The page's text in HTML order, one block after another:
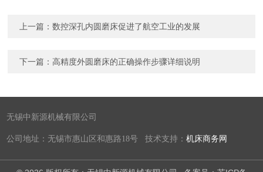
上一篇：数控深孔内圆磨床促进了航空工业的发展
下一篇：高精度外圆磨床的正确操作步骤详细说明
无锡中新源机械有限公司
公司地址：无锡市惠山区和惠路18号 技术支持：机床商务网